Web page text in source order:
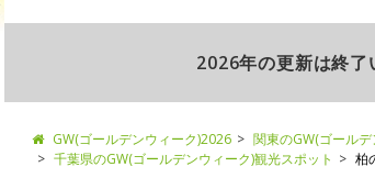
2026年の更新は終了
GW(ゴールデンウィーク)2026 関東のGW(ゴール
千葉県のGW(ゴールデンウィーク)観光スポット
柏